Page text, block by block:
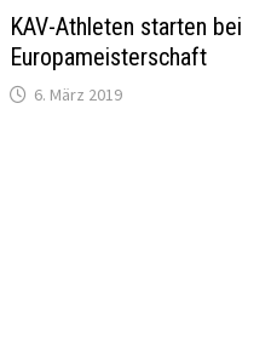
KAV-Athleten starten bei
Europameisterschaft
6. März 2019